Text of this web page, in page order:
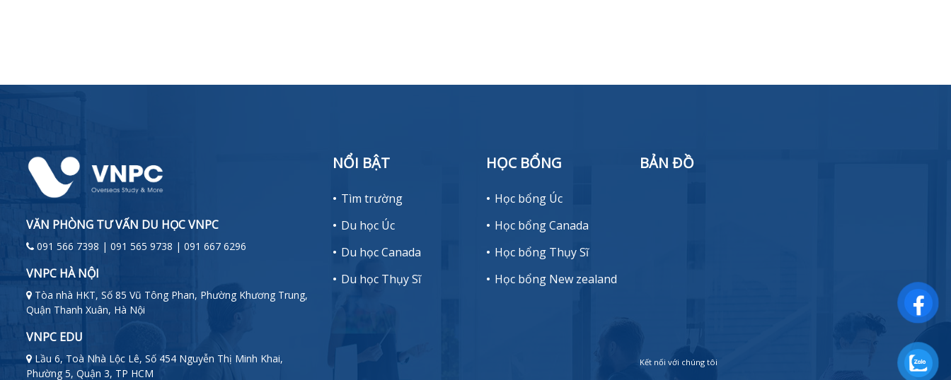
VĂN PHÒNG TƯ VẤN DU HỌC VNPC
091 566 7398 | 091 565 9738 | 091 667 6296
VNPC HÀ NỘI
Tòa nhà HKT, Số 85 Vũ Tông Phan, Phường Khương Trung,
Quận Thanh Xuân, Hà Nội
VNPC EDU
Lầu 6, Toà Nhà Lộc Lê, Số 454 Nguyễn Thị Minh Khai,
Phường 5, Quận 3, TP HCM
NỔI BẬT
Tìm trường
Du học Úc
Du học Canada
Du học Thụy Sĩ
HỌC BỔNG
Học bổng Úc
Học bổng Canada
Học bổng Thụy Sĩ
Học bổng New zealand
BẢN ĐỒ
Kết nối với chúng tôi